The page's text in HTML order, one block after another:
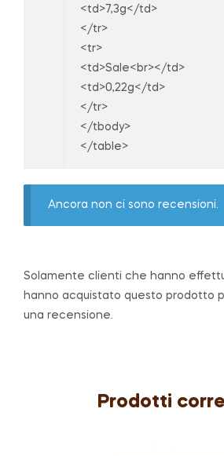
<td>7,3g</td>
</tr>
<tr>
<td>Sale<br></td>
<td>0,22g</td>
</tr>
</tbody>
</table>
Ancora non ci sono recensioni.
Solamente clienti che hanno
hanno acquistato questo prodotto
una recensione.
Prodotti